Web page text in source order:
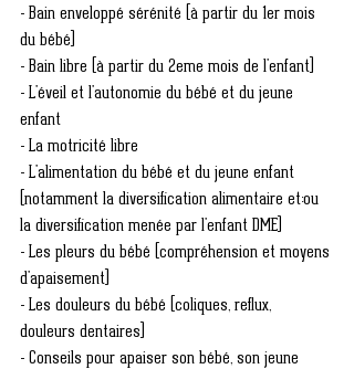
- Bain enveloppé sérénité (à partir du 1er mois
du bébé)
- Bain libre (à partir du 2eme mois de l'enfant)
- L'éveil et l'autonomie du bébé et du jeune
enfant
- La motricité libre
- L'alimentation du bébé et du jeune enfant
(notamment la diversification alimentaire et:ou
la diversification menée par l'enfant DME)
- Les pleurs du bébé (compréhension et moyens
d'apaisement)
- Les douleurs du bébé (coliques, reflux,
douleurs dentaires)
- Conseils pour apaiser son bébé, son jeune